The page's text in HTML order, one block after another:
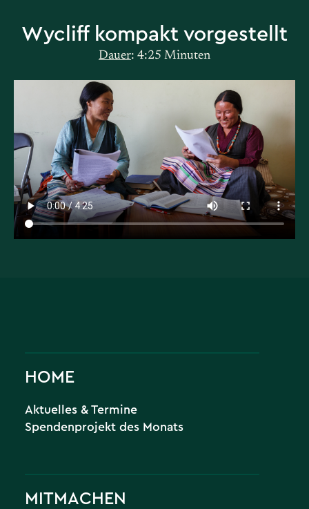
Wycliff kompakt vorgestellt
Dauer: 4:25 Minuten
HOME
Aktuelles & Termine
Spendenprojekt des Monats
MITMACHEN